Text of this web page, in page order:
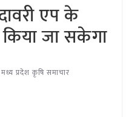
एप के
जा सकेगा
मध्य प्रदेश कृषि समाचार